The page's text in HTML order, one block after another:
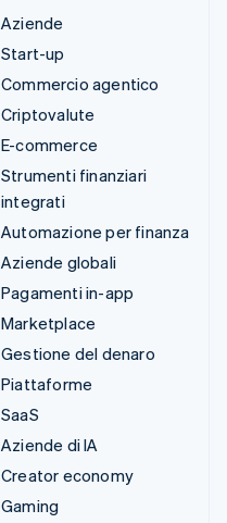
Aziende
Start-up
Commercio agentico
Criptovalute
E-commerce
Strumenti finanziari
integrati
Automazione per finanza
Aziende globali
Pagamenti in-app
Marketplace
Gestione del denaro
Piattaforme
SaaS
Aziende di IA
Creator economy
Gaming